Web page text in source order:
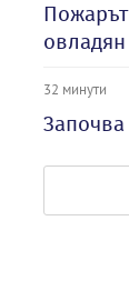
овладян
32 минути